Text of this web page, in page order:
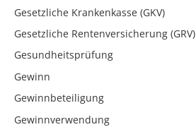
Gesetzliche Krankenkasse (GKV)
Gesetzliche Rentenversicherung (GRV)
Gesundheitsprüfung
Gewinn
Gewinnbeteiligung
Gewinnverwendung